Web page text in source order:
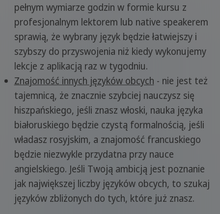
pełnym wymiarze godzin w formie kursu z
profesjonalnym lektorem lub native speakerem
sprawią, że wybrany język będzie łatwiejszy i
szybszy do przyswojenia niż kiedy wykonujemy
lekcje z aplikacją raz w tygodniu.
Znajomość innych języków obcych - nie jest też
tajemnicą, że znacznie szybciej nauczysz się
hiszpańskiego, jeśli znasz włoski, nauka języka
białoruskiego będzie czystą formalnością, jeśli
władasz rosyjskim, a znajomość francuskiego
będzie niezwykle przydatna przy nauce
angielskiego. Jeśli Twoją ambicją jest poznanie
jak największej liczby języków obcych, to szukaj
języków zbliżonych do tych, które już znasz.